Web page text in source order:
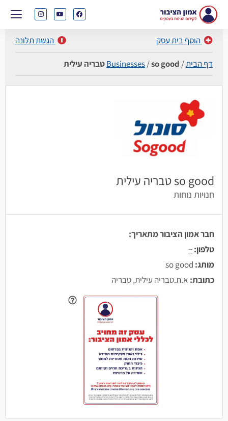
הוסף בית עסק הגשת תלונה
דף הבית/
Businesses/so good טבריה עילית
so good טבריה עילית
חנויות נוחות
חבר אמון הציבור מתאריך:
טלפון:~
מותג:
כתובת: א.ת.טבריה עילית, טבריה